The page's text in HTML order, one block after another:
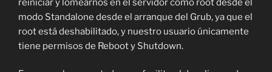
reiniciar y lomearnos en el servidor como root desde el
modo Standalone desde el arranque del Grub, ya que el
root está deshabilitado, y nuestro usuario únicamente
tiene permisos de Reboot y Shutdown.